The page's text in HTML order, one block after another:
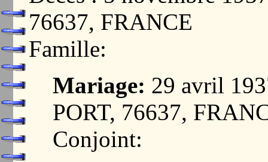
76637, FRANCE
Famille:
Mariage: 29 avril
PORT, 76637,
Conjoint: